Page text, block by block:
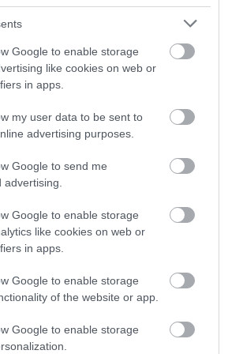
Google to enable storage
like cookies on web or
in apps.
my user data to be sent to
advertising purposes.
Google to send me
Google to enable storage
like cookies on web or
in apps.
Google to enable storage
of the website or app.
Google to enable storage